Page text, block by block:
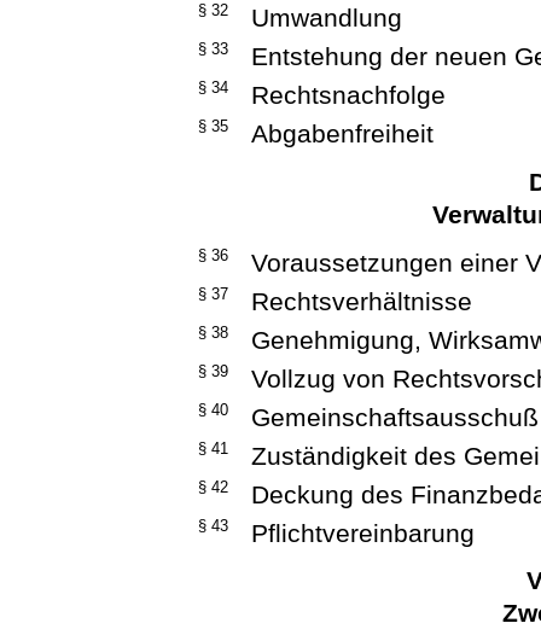
§ 32 Umwandlung
§ 33 Entstehung der neuen
§ 34 Rechtsnachfolge
§ 35
Abgabenfreiheit
§ 36 Voraussetzungen einer
§ 37 Rechtsverhältnisse
§ 38 Genehmigung,
§ 39 Vollzug von
§ 40 Gemeinschaftsausschuß
§ 41 Zuständigkeit des
§ 42 Deckung des
§ 43
Pflichtvereinbarung